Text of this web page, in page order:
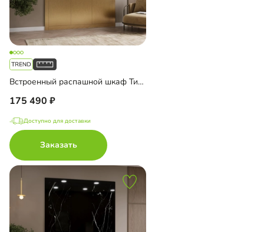
Встроенный распашной шкаф Тино-3-2
175 490
Доступно для доставки
Заказать